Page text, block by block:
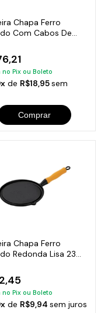
Chapa Ferro
Com Cabos De
no Pix ou Boleto
de R$18,95sem
Comprar
Chapa Ferro
Redonda Lisa 23
no Pix ou Boleto
de R$9,94 sem juros